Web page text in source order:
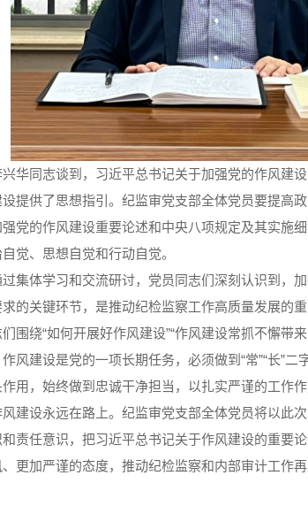
兴华同志谈到，习近平总书记关于加强党的作风建
提供了思想指引。纪监审党支部全体党员要提高
强党的作风建设重要论述和中央八项规定及其实施
觉、思想自觉和行动自觉。
过集体学习和交流研讨，党员同志们深刻认识到，
求的关键环节，是推动纪检监察工作高质量发展的
们围绕“如何开展好作风建设”“作风建设常抓不懈带
风建设是党的一项长期任务，必须做到“常”“长”
用，始终做到忠诚干净担当，以扎实严谨的工作
风建设永远在路上。纪监审党支部全体党员将以此
责任意识，把习近平总书记关于作风建设的重要
更加严谨的态度，推动纪检监察和内部审计工作再